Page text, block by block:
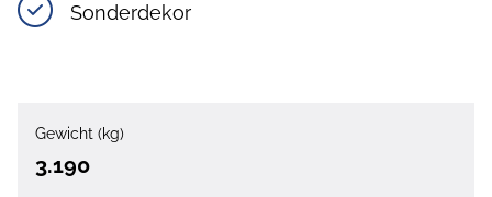
Sonderdekor
Gewicht (kg)
3.190